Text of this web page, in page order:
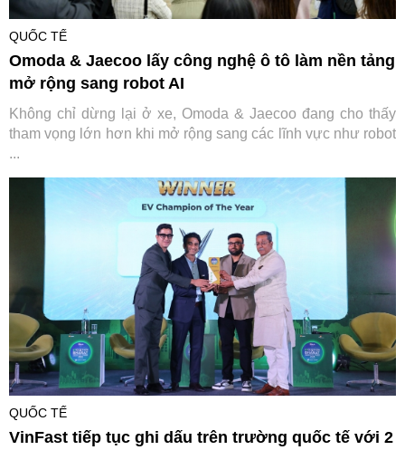
QUỐC TẾ
Omoda & Jaecoo lấy công nghệ ô tô làm nền tảng
mở rộng sang robot AI
Không chỉ dừng lại ở xe, Omoda & Jaecoo đang cho thấy
tham vọng lớn hơn khi mở rộng sang các lĩnh vực như robot
...
QUỐC TẾ
VinFast tiếp tục ghi dấu trên trường quốc tế với 2